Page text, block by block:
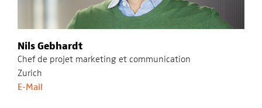
Nils Gebhardt
Chef de projet marketing et communication
Zurich
E-Mail